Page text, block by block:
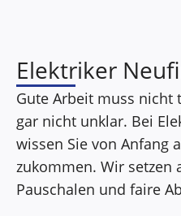
Elektriker
Gute Arbeit muss nicht
gar nicht unklar. Bei
wissen Sie von Anfang
zukommen. Wir setzen
Pauschalen und faire